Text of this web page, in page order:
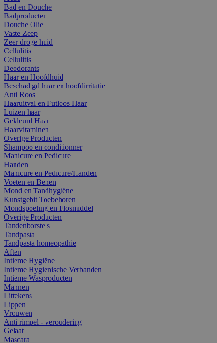
Bad en Douche
Badproducten
Douche Olie
Vaste Zeep
Zeer droge huid
Cellulitis
Cellulitis
Deodorants
Haar en Hoofdhuid
Beschadigd haar en hoofdirritatie
Anti Roos
Haaruitval en Futloos Haar
Luizen haar
Gekleurd Haar
Haarvitaminen
Overige Producten
Shampoo en conditionner
Manicure en Pedicure
Handen
Manicure en Pedicure/Handen
Voeten en Benen
Mond en Tandhygiëne
Kunstgebit Toebehoren
Mondspoeling en Flosmiddel
Overige Producten
Tandenborstels
Tandpasta
Tandpasta homeopathie
Aften
Intieme Hygiëne
Intieme Hygienische Verbanden
Intieme Wasproducten
Mannen
Littekens
Lippen
Vrouwen
Anti rimpel - veroudering
Gelaat
Mascara